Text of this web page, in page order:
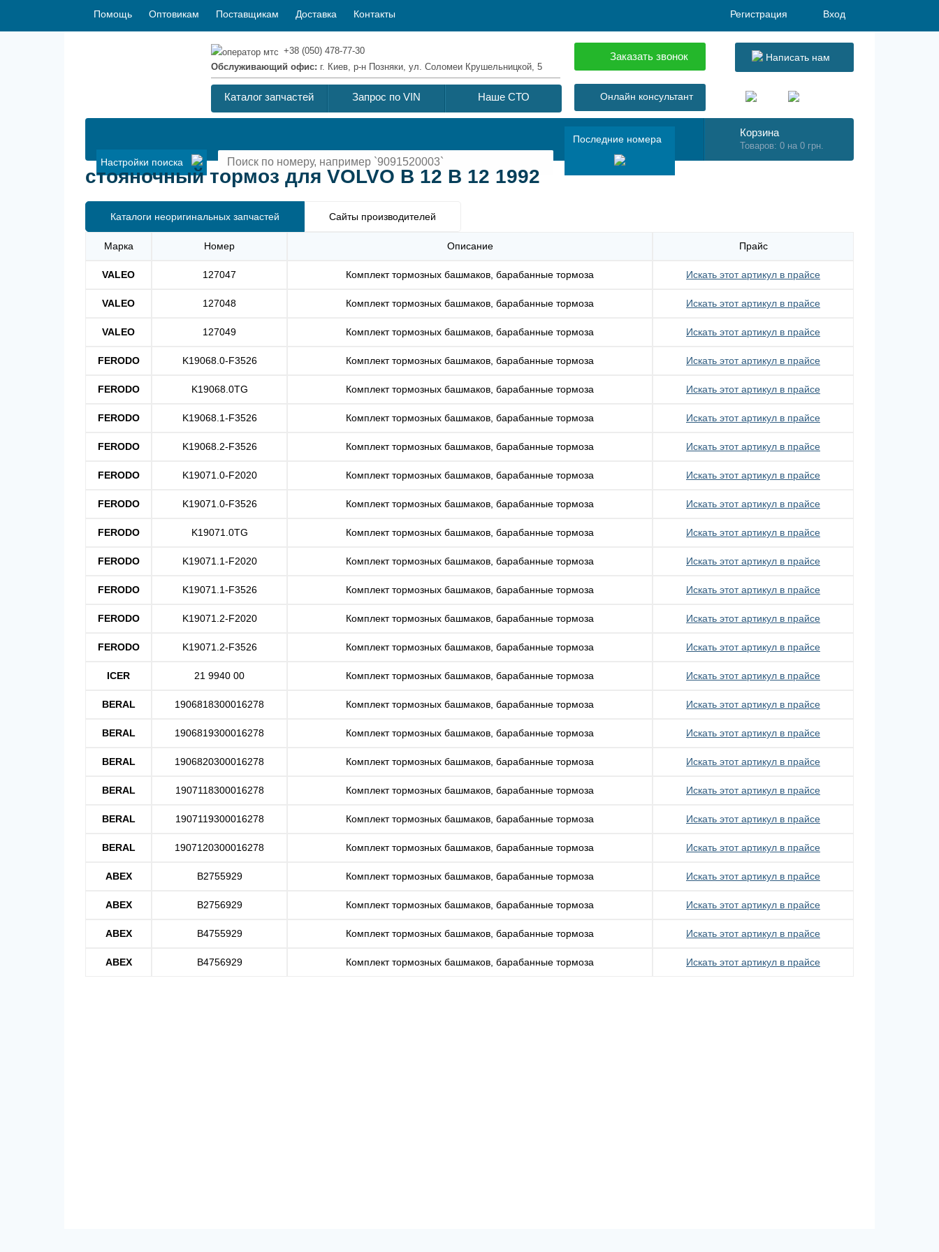
Помощь Оптовикам Поставщикам Доставка Контакты Регистрация Вход
+38 (050) 478-77-30
Обслуживающий офис: г. Киев, р-н Позняки, ул. Соломеи Крушельницкой, 5
Каталог запчастей Запрос по VIN Наше СТО
Написать нам
Заказать звонок
Онлайн консультант
Настройки поиска
Последние номера
Корзина
Товаров: 0 на 0 грн.
стояночный тормоз для VOLVO B 12 B 12 1992
Каталоги неоригинальных запчастей Сайты производителей
Марка Номер Описание Прайс
VALEO 127047 Комплект тормозных башмаков, барабанные тормоза Искать этот артикул в прайсе
VALEO 127048 Комплект тормозных башмаков, барабанные тормоза Искать этот артикул в прайсе
VALEO 127049 Комплект тормозных башмаков, барабанные тормоза Искать этот артикул в прайсе
FERODO K19068.0-F3526 Комплект тормозных башмаков, барабанные тормоза Искать этот артикул в прайсе
FERODO K19068.0TG Комплект тормозных башмаков, барабанные тормоза Искать этот артикул в прайсе
FERODO K19068.1-F3526 Комплект тормозных башмаков, барабанные тормоза Искать этот артикул в прайсе
FERODO K19068.2-F3526 Комплект тормозных башмаков, барабанные тормоза Искать этот артикул в прайсе
FERODO K19071.0-F2020 Комплект тормозных башмаков, барабанные тормоза Искать этот артикул в прайсе
FERODO K19071.0-F3526 Комплект тормозных башмаков, барабанные тормоза Искать этот артикул в прайсе
FERODO K19071.0TG Комплект тормозных башмаков, барабанные тормоза Искать этот артикул в прайсе
FERODO K19071.1-F2020 Комплект тормозных башмаков, барабанные тормоза Искать этот артикул в прайсе
FERODO K19071.1-F3526 Комплект тормозных башмаков, барабанные тормоза Искать этот артикул в прайсе
FERODO K19071.2-F2020 Комплект тормозных башмаков, барабанные тормоза Искать этот артикул в прайсе
FERODO K19071.2-F3526 Комплект тормозных башмаков, барабанные тормоза Искать этот артикул в прайсе
ICER 21 9940 00 Комплект тормозных башмаков, барабанные тормоза Искать этот артикул в прайсе
BERAL 1906818300016278 Комплект тормозных башмаков, барабанные тормоза Искать этот артикул в прайсе
BERAL 1906819300016278 Комплект тормозных башмаков, барабанные тормоза Искать этот артикул в прайсе
BERAL 1906820300016278 Комплект тормозных башмаков, барабанные тормоза Искать этот артикул в прайсе
BERAL 1907118300016278 Комплект тормозных башмаков, барабанные тормоза Искать этот артикул в прайсе
BERAL 1907119300016278 Комплект тормозных башмаков, барабанные тормоза Искать этот артикул в прайсе
BERAL 1907120300016278 Комплект тормозных башмаков, барабанные тормоза Искать этот артикул в прайсе
ABEX B2755929 Комплект тормозных башмаков, барабанные тормоза Искать этот артикул в прайсе
ABEX B2756929 Комплект тормозных башмаков, барабанные тормоза Искать этот артикул в прайсе
ABEX B4755929 Комплект тормозных башмаков, барабанные тормоза Искать этот артикул в прайсе
ABEX B4756929 Комплект тормозных башмаков, барабанные тормоза Искать этот артикул в прайсе